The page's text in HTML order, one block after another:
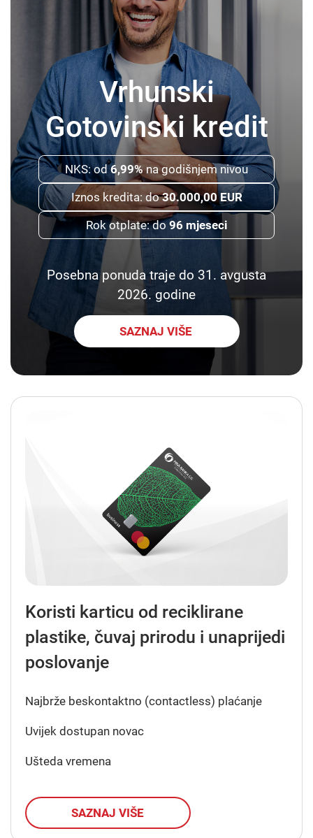
Vrhunski
Gotovinski kredit
NKS: od6,99%na godišnjem nivou
Iznos kredita: do30.000,00 EUR
Rok otplate: do96 mjeseci
Posebna ponuda traje do 31. avgusta
2026. godine
SAZNAJ VIŠE
Koristi karticu od reciklirane
plastike, čuvaj prirodu i unaprijedi
poslovanje
Najbrže beskontaktno (contactless) plaćanje
Uvijek dostupan novac
Ušteda vremena
SAZNAJ VIŠE